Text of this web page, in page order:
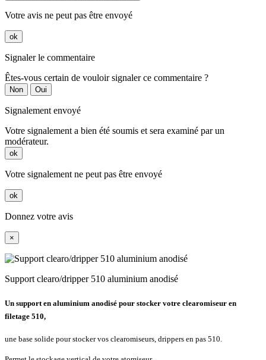
Votre avis ne peut pas être envoyé
ok
Signaler le commentaire
Êtes-vous certain de vouloir signaler ce commentaire ?
Non Oui
Signalement envoyé
Votre signalement a bien été soumis et sera examiné par un
modérateur.
ok
Votre signalement ne peut pas être envoyé
ok
Donnez votre avis
×
Support clearo/dripper 510 aluminium anodisé
Un support en aluminium anodisé pour stocker votre clearomiseur en
filetage 510,
une base solide pour stocker vos clearomiseurs, drippers en pas 510.